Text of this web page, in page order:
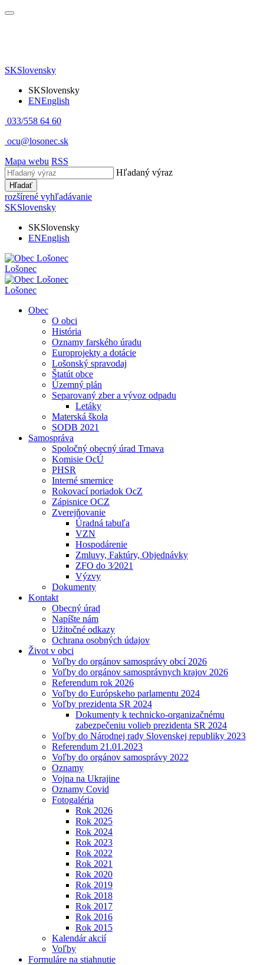
SKSlovensky
SKSlovensky
ENEnglish
033/558 64 60
ocu@losonec.sk
Mapa webu RSS
Hľadaný výraz
Hľadať
rozšírené vyhľadávanie
SKSlovensky
SKSlovensky
ENEnglish
Lošonec
Lošonec
Obec
O obci
História
Oznamy farského úradu
Europrojekty a dotácie
Lošonský spravodaj
Štatút obce
Územný plán
Separovaný zber a vývoz odpadu
Letáky
Materská škola
SODB 2021
Samospráva
Spoločný obecný úrad Trnava
Komisie OcÚ
PHSR
Interné smernice
Rokovací poriadok OcZ
Zápisnice OCZ
Zverejňovanie
Úradná tabuľa
VZN
Hospodárenie
Zmluvy, Faktúry, Objednávky
ZFO do 3⁄2021
Výzvy
Dokumenty
Kontakt
Obecný úrad
Napíšte nám
Užitočné odkazy
Ochrana osobných údajov
Život v obci
Voľby do orgánov samosprávy obcí 2026
Voľby do orgánov samosprávnych krajov 2026
Referendum rok 2026
Voľby do Európskeho parlamentu 2024
Voľby prezidenta SR 2024
Dokumenty k technicko-organizačnému
zabezpečeniu volieb prezidenta SR 2024
Voľby do Národnej rady Slovenskej republiky 2023
Referendum 21.01.2023
Voľby do orgánov samosprávy 2022
Oznamy
Vojna na Ukrajine
Oznamy Covid
Fotogaléria
Rok 2026
Rok 2025
Rok 2024
Rok 2023
Rok 2022
Rok 2021
Rok 2020
Rok 2019
Rok 2018
Rok 2017
Rok 2016
Rok 2015
Kalendár akcií
Voľby
Formuláre na stiahnutie